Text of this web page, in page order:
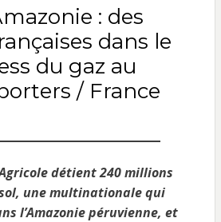
: des
dans le
du gaz au
/ France
détient 240 millions
une multinationale qui
l’Amazonie péruvienne, et